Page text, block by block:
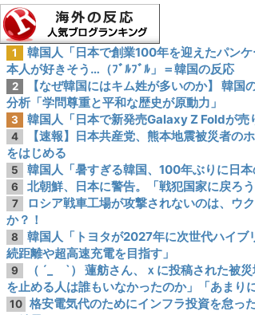
1
韓国人「日本で創業100年を迎えたパン
本人が好きそう…（ﾌﾞﾙﾌﾞﾙ」＝韓国の反応
2
【なぜ韓国にはキム姓が多いのか】 韓
分析「学問尊重と平和な歴史が原動力」
3 韓国人「日本で新発売Galaxy Z Foldが売
4
【速報】日本共産党、熊本地震被災者の
をはじめる
5 韓国人「暑すぎる韓国、100年ぶりに日
6 北朝鮮、日本に警告。「戦犯国家に戻ろ
7
ロシア戦車工場が攻撃されないのは、ウ
か？！
8
韓国人「トヨタが2027年に次世代ハイ
続距離や超高速充電を目指す」
9
（ ´_ゝ`） 蓮舫さん、ｘに投稿された被
を止める人は誰もいなかったのか」「あまり
10 格安電気代のためにインフラ投資を怠っ